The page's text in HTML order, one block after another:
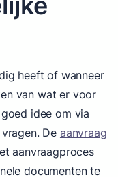
heeft of wanneer
van wat er voor
idee om via
De aanvraag
aanvraagproces
documenten te